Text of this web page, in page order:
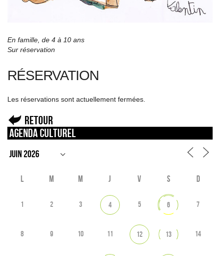
En famille, de 4 à 10 ans
Sur réservation
RÉSERVATION
Les réservations sont actuellement fermées.
Retour
Agenda culturel
L M M J V S D
1 2 3 4 5 6 7
8 9 10 11 12 13 14